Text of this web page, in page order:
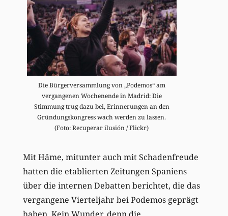
Die Bürgerversammlung von „Podemos“ am
vergangenen Wochenende in Madrid: Die
Stimmung trug dazu bei, Erinnerungen an den
Gründungskongress wach werden zu lassen.
(Foto: Recuperar ilusión / Flickr)
Mit Häme, mitunter auch mit Schadenfreude
hatten die etablierten Zeitungen Spaniens
über die internen Debatten berichtet, die das
vergangene Vierteljahr bei Podemos geprägt